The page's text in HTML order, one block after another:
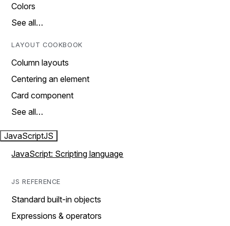
Colors
See all…
LAYOUT COOKBOOK
Column layouts
Centering an element
Card component
See all…
JavaScriptJS
JavaScript: Scripting language
JS REFERENCE
Standard built-in objects
Expressions & operators